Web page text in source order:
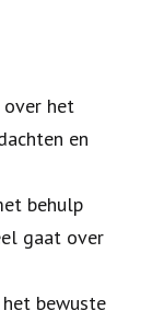
over het
en
behulp
gaat over
bewuste